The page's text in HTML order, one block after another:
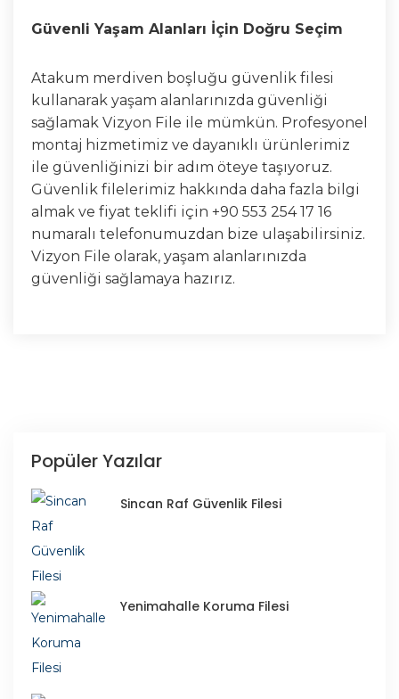
Güvenli Yaşam Alanları İçin Doğru Seçim
Atakum merdiven boşluğu güvenlik filesi
kullanarak yaşam alanlarınızda güvenliği
sağlamak Vizyon File ile mümkün. Profesyonel
montaj hizmetimiz ve dayanıklı ürünlerimiz
ile güvenliğinizi bir adım öteye taşıyoruz.
Güvenlik filelerimiz hakkında daha fazla bilgi
almak ve fiyat teklifi için +90 553 254 17 16
numaralı telefonumuzdan bize ulaşabilirsiniz.
Vizyon File olarak, yaşam alanlarınızda
güvenliği sağlamaya hazırız.
Popüler Yazılar
Sincan Raf Güvenlik Filesi
Yenimahalle Koruma Filesi